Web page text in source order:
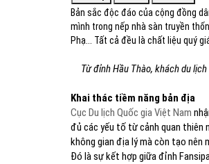
Bản sắc độc đáo của cộng đồng
mình trong nếp nhà sàn truyền
Phạ... Tất cả đều là chất liệu quý
Từ đỉnh Hầu Thào, khách du
Khai thác tiềm năng bản địa
Cục Du lịch Quốc gia Việt Nam
đủ các yếu tố từ cảnh quan thiên
không gian địa lý mà còn tạo nên
Đó là sự kết hợp giữa đỉnh